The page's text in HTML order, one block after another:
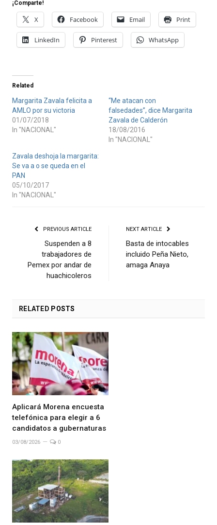
¡Comparte!
X Facebook Email Print
LinkedIn Pinterest WhatsApp
Related
Margarita Zavala felicita a
AMLO por su victoria
01/07/2018
In "NACIONAL"
“Me atacan con
falsedades”, dice Margarita
Zavala de Calderón
18/08/2016
In "NACIONAL"
Zavala deshoja la margarita:
Se va a o se queda en el
PAN
05/10/2017
In "NACIONAL"
PREVIOUS ARTICLE
Suspenden a 8
trabajadores de
Pemex por andar de
huachicoleros
NEXT ARTICLE
Basta de intocables
incluido Peña Nieto,
amaga Anaya
RELATED POSTS
Aplicará Morena encuesta
telefónica para elegir a 6
candidatos a gubernaturas
03/08/2026 0